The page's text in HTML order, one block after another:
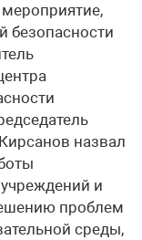
безопасности
назвал
и
проблем
среды,